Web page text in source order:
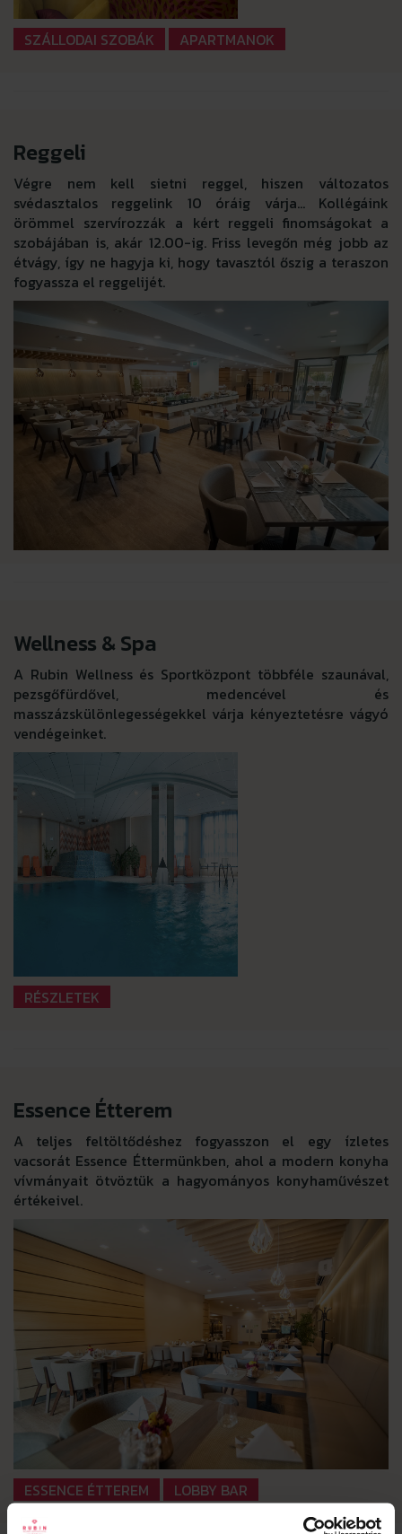
SZÁLLODAI SZOBÁK APARTMANOK
Reggeli
Végre nem kell sietni reggel, hiszen változatos
svédasztalos reggelink 10 óráig várja… Kollégáink
örömmel szervírozzák a kért reggeli finomságokat a
szobájában is, akár 12.00-ig. Friss levegőn még jobb az
étvágy, így ne hagyja ki, hogy tavasztól őszig a teraszon
fogyassza el reggelijét.
Wellness & Spa
A Rubin Wellness és Sportközpont többféle szaunával,
pezsgőfürdővel, medencével és
masszázskülönlegességekkel várja kényeztetésre vágyó
vendégeinket.
RÉSZLETEK
Essence Étterem
A teljes feltöltődéshez fogyasszon el egy ízletes
vacsorát Essence Éttermünkben, ahol a modern konyha
vívmányait ötvöztük a hagyományos konyhaművészet
értékeivel.
ESSENCE ÉTTEREM LOBBY BAR